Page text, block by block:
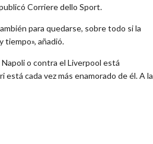
Corriere dello Sport.
para quedarse, sobre todo si la
tiempo», añadió.
o contra el Liverpool está
cada vez más enamorado de él. A la